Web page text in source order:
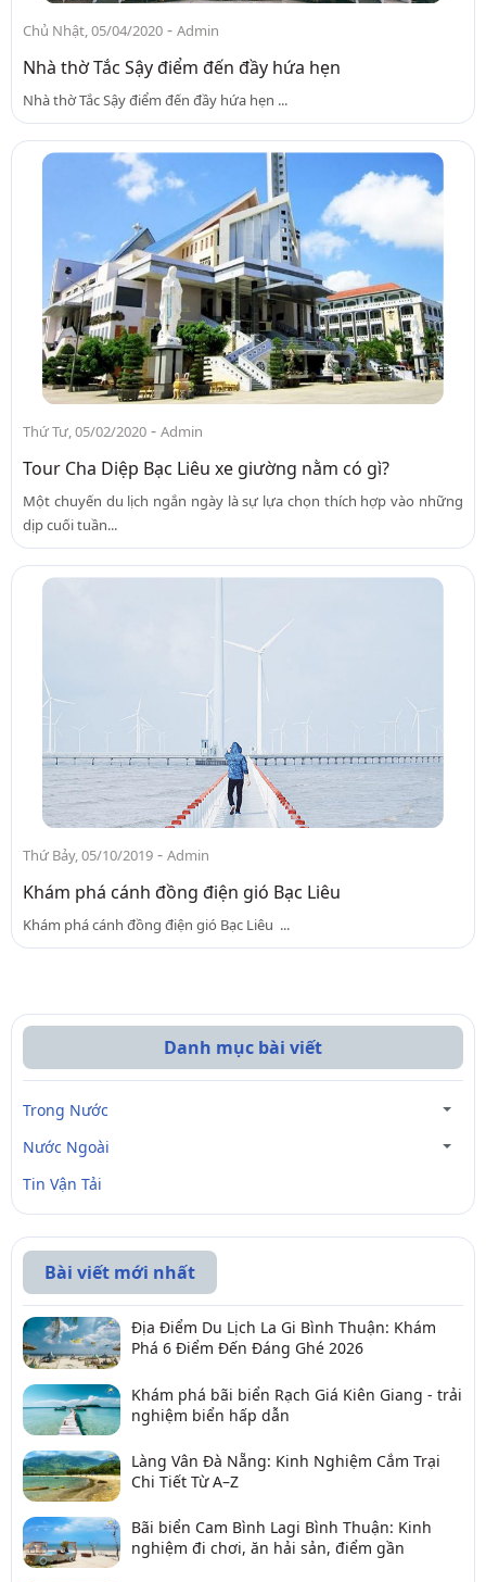
Chủ Nhật, 05/04/2020 - Admin
Nhà thờ Tắc Sậy điểm đến đầy hứa hẹn
Nhà thờ Tắc Sậy điểm đến đầy hứa hẹn ...
Thứ Tư, 05/02/2020 - Admin
Tour Cha Diệp Bạc Liêu xe giường nằm có gì?
Một chuyến du lịch ngắn ngày là sự lựa chọn thích hợp vào những
dịp cuối tuần...
Thứ Bảy, 05/10/2019 - Admin
Khám phá cánh đồng điện gió Bạc Liêu
Khám phá cánh đồng điện gió Bạc Liêu ...
Danh mục bài viết
Trong Nước
Nước Ngoài
Tin Vận Tải
Bài viết mới nhất
Địa Điểm Du Lịch La Gi Bình Thuận: Khám
Phá 6 Điểm Đến Đáng Ghé 2026
Khám phá bãi biển Rạch Giá Kiên Giang - trải
nghiệm biển hấp dẫn
Làng Vân Đà Nẵng: Kinh Nghiệm Cắm Trại
Chi Tiết Từ A–Z
Bãi biển Cam Bình Lagi Bình Thuận: Kinh
nghiệm đi chơi, ăn hải sản, điểm gần